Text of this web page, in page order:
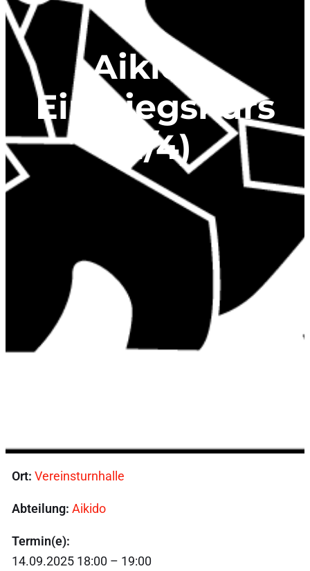
Aikido-
Einstiegskurs
(1/4)
Ort: Vereinsturnhalle
Abteilung: Aikido
Termin(e):
14.09.2025 18:00 – 19:00